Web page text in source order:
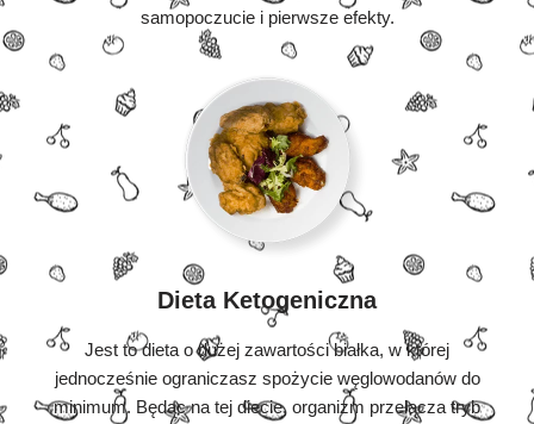
samopoczucie i pierwsze efekty.
Dieta Ketogeniczna
Jest to dieta o dużej zawartości białka, w której
jednocześnie ograniczasz spożycie węglowodanów do
minimum. Będąc na tej diecie, organizm przełącza tryb